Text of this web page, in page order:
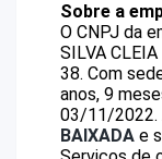
Sobre a
O CNPJ da
SILVA CLEIA
38. Com
anos, 9
03/11/2022.
BAIXADA e